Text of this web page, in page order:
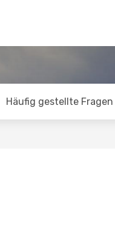
Häufig gestellte Fragen